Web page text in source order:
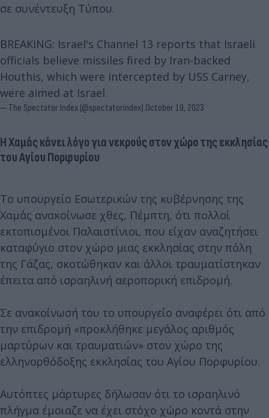
σε συνέντευξη Τύπου.
BREAKING: Israel's Channel 13 reports that Israeli
officials believe missiles fired by Iran-backed
Houthis, which were intercepted by USS Carney,
were aimed at Israel.
— The Spectator Index (@spectatorindex) October 19, 2023
Η Χαμάς κάνει λόγο για νεκρούς στον χώρο της εκκλησίας
του Αγίου Πορφυρίου
Το υπουργείο Εσωτερικών της κυβέρνησης της
Χαμάς ανακοίνωσε χθες, Πέμπτη, ότι πολλοί
εκτοπισμένοι Παλαιστίνιοι, που είχαν αναζητήσει
καταφύγιο στον χώρο μιας εκκλησίας στην πόλη
της Γάζας, σκοτώθηκαν και άλλοι τραυματίστηκαν
έπειτα από ισραηλινή αεροπορική επιδρομή.
Σε ανακοίνωσή του το υπουργείο αναφέρει ότι από
την επιδρομή «προκλήθηκε μεγάλος αριθμός
μαρτύρων και τραυματιών» στον χώρο της
ελληνορθόδοξης εκκλησίας του Αγίου Πορφυρίου.
Αυτόπτες μάρτυρες δήλωσαν ότι το ισραηλινό
πλήγμα έμοιαζε να έχει στόχο χώρο κοντά στην